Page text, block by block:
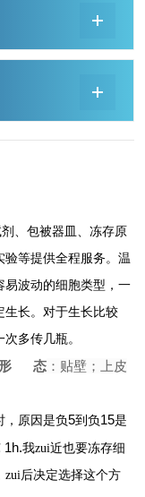
、包被器皿、冻存原
等提供全程服务。温
易波动的细胞类型，一
生长。对于生长比较
多传几瓶。
态 ：贴壁；上皮
，原因是负5到负 15是
我zui近也要冻存细
zui后决定选择这个方